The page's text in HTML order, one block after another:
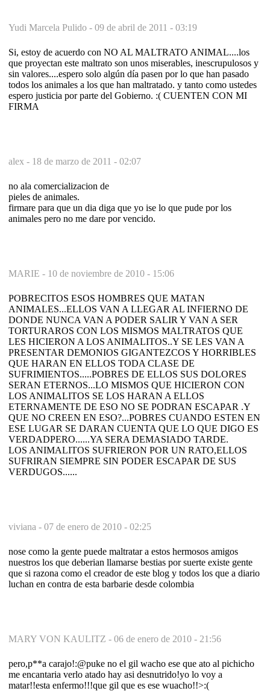
Yudi Marcela Pulido - 09 de abril de 2011 - 03:19
Si, estoy de acuerdo con NO AL MALTRATO ANIMAL....los
que proyectan este maltrato son unos miserables, inescrupulosos y
sin valores....espero solo algún día pasen por lo que han pasado
todos los animales a los que han maltratado. y tanto como ustedes
espero justicia por parte del Gobierno. :( CUENTEN CON MI
FIRMA
alex - 18 de marzo de 2011 - 02:07
no ala comercializacion de
pieles de animales.
firmare para que un dia diga que yo ise lo que pude por los
animales pero no me dare por vencido.
MARIE - 10 de noviembre de 2010 - 15:06
POBRECITOS ESOS HOMBRES QUE MATAN
ANIMALES...ELLOS VAN A LLEGAR AL INFIERNO DE
DONDE NUNCA VAN A PODER SALIR Y VAN A SER
TORTURAROS CON LOS MISMOS MALTRATOS QUE
LES HICIERON A LOS ANIMALITOS..Y SE LES VAN A
PRESENTAR DEMONIOS GIGANTEZCOS Y HORRIBLES
QUE HARAN EN ELLOS TODA CLASE DE
SUFRIMIENTOS.....POBRES DE ELLOS SUS DOLORES
SERAN ETERNOS...LO MISMOS QUE HICIERON CON
LOS ANIMALITOS SE LOS HARAN A ELLOS
ETERNAMENTE DE ESO NO SE PODRAN ESCAPAR .Y
QUE NO CREEN EN ESO?...POBRES CUANDO ESTEN EN
ESE LUGAR SE DARAN CUENTA QUE LO QUE DIGO ES
VERDADPERO......YA SERA DEMASIADO TARDE.
LOS ANIMALITOS SUFRIERON POR UN RATO,ELLOS
SUFRIRAN SIEMPRE SIN PODER ESCAPAR DE SUS
VERDUGOS......
viviana - 07 de enero de 2010 - 02:25
nose como la gente puede maltratar a estos hermosos amigos
nuestros los que deberian llamarse bestias por suerte existe gente
que si razona como el creador de este blog y todos los que a diario
luchan en contra de esta barbarie desde colombia
MARY VON KAULITZ - 06 de enero de 2010 - 21:56
pero,p**a carajo!:@puke no el gil wacho ese que ato al pichicho
me encantaria verlo atado hay asi desnutrido!yo lo voy a
matar!!esta enfermo!!!que gil que es ese wuacho!!>:(